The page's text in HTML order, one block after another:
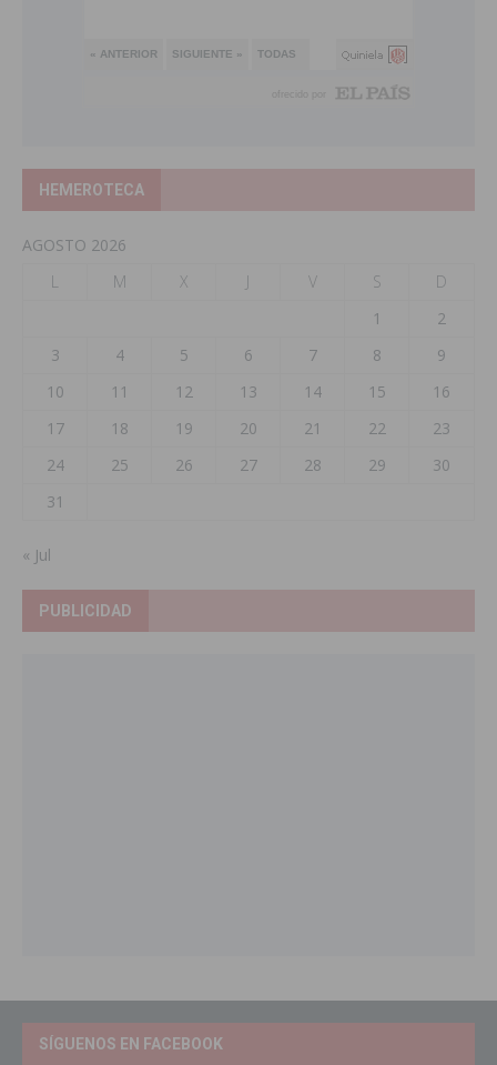
HEMEROTECA
AGOSTO 2026
L
M X J V S
D
1
2
3
4 5 6 7 8
9
10
11 12 13 14 15
16
17
18 19 20 21 22
23
24
25 26 27 28 29
30
31
« Jul
PUBLICIDAD
SÍGUENOS EN FACEBOOK